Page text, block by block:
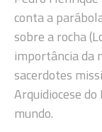
conta a
sobre a rocha
importância da
sacerdotes
Arquidiocese do
mundo.